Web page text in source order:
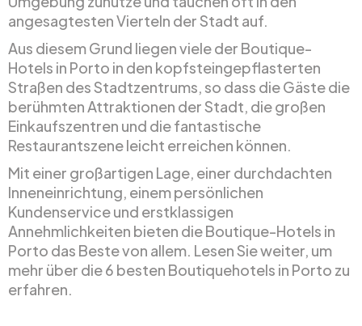
angesagtesten Vierteln der Stadt auf.
Aus diesem Grund liegen viele der Boutique-
Hotels in Porto in den kopfsteingepflasterten
Straßen des Stadtzentrums, so dass die Gäste die
berühmten Attraktionen der Stadt, die großen
Einkaufszentren und die fantastische
Restaurantszene leicht erreichen können.
Mit einer großartigen Lage, einer durchdachten
Inneneinrichtung, einem persönlichen
Kundenservice und erstklassigen
Annehmlichkeiten bieten die Boutique-Hotels in
Porto das Beste von allem. Lesen Sie weiter, um
mehr über die 6 besten Boutiquehotels in Porto zu
erfahren.